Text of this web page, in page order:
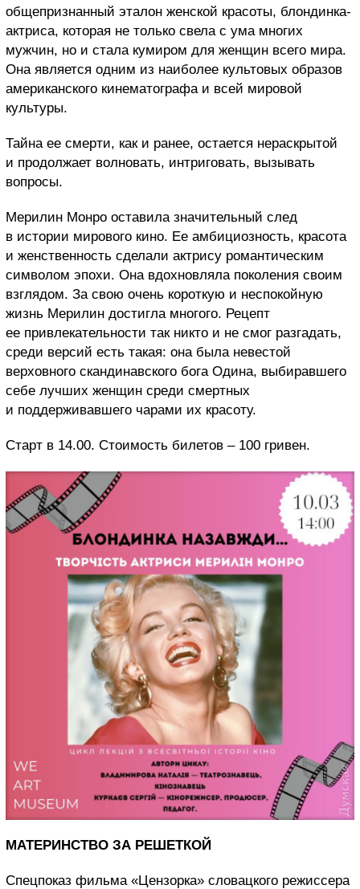
общепризнанный эталон женской красоты, блондинка-
актриса, которая не только свела с ума многих
мужчин, но и стала кумиром для женщин всего мира.
Она является одним из наиболее культовых образов
американского кинематографа и всей мировой
культуры.
Тайна ее смерти, как и ранее, остается нераскрытой
и продолжает волновать, интриговать, вызывать
вопросы.
Мерилин Монро оставила значительный след
в истории мирового кино. Ее амбициозность, красота
и женственность сделали актрису романтическим
символом эпохи. Она вдохновляла поколения своим
взглядом. За свою очень короткую и неспокойную
жизнь Мерилин достигла многого. Рецепт
ее привлекательности так никто и не смог разгадать,
среди версий есть такая: она была невестой
верховного скандинавского бога Одина, выбиравшего
себе лучших женщин среди смертных
и поддерживавшего чарами их красоту.
Старт в 14.00. Стоимость билетов – 100 гривен.
МАТЕРИНСТВО ЗА РЕШЕТКОЙ
Спецпоказ фильма «Цензорка» словацкого режиссера